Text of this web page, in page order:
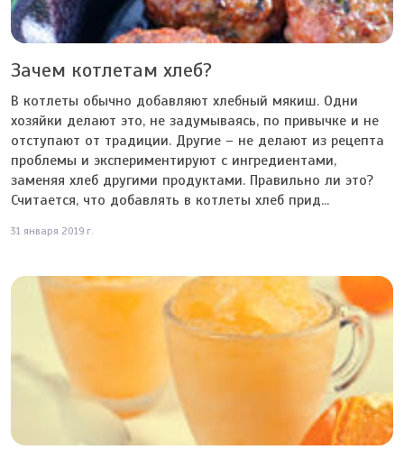
Зачем котлетам хлеб?
В котлеты обычно добавляют хлебный мякиш. Одни
хозяйки делают это, не задумываясь, по привычке и не
отступают от традиции. Другие – не делают из рецепта
проблемы и экспериментируют с ингредиентами,
заменяя хлеб другими продуктами. Правильно ли это?
Считается, что добавлять в котлеты хлеб прид...
31 января 2019 г.